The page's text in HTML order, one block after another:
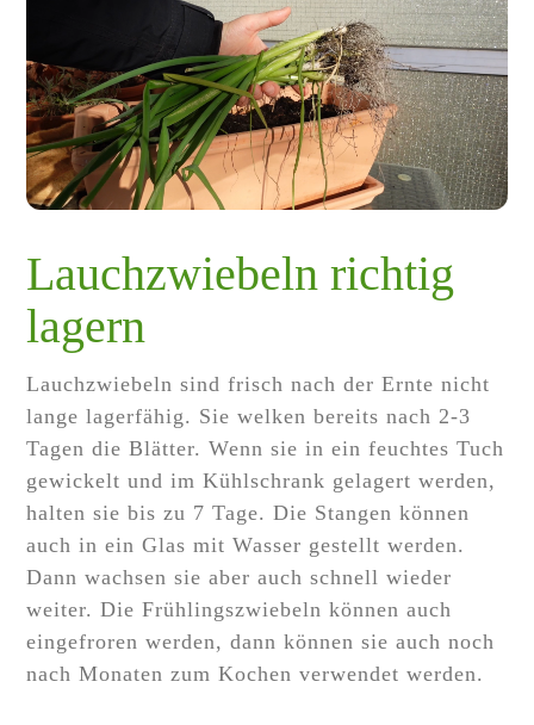
Lauchzwiebeln richtig
lagern
Lauchzwiebeln sind frisch nach der Ernte nicht
lange lagerfähig. Sie welken bereits nach 2-3
Tagen die Blätter. Wenn sie in ein feuchtes Tuch
gewickelt und im Kühlschrank gelagert werden,
halten sie bis zu 7 Tage. Die Stangen können
auch in ein Glas mit Wasser gestellt werden.
Dann wachsen sie aber auch schnell wieder
weiter. Die Frühlingszwiebeln können auch
eingefroren werden, dann können sie auch noch
nach Monaten zum Kochen verwendet werden.